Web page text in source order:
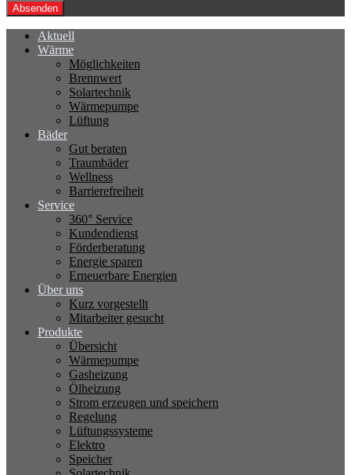
Aktuell
Wärme
Möglichkeiten
Brennwert
Solartechnik
Wärmepumpe
Lüftung
Bäder
Gut beraten
Traumbäder
Wellness
Barrierefreiheit
Service
360° Service
Kundendienst
Förderberatung
Energie sparen
Erneuerbare Energien
Über uns
Kurz vorgestellt
Mitarbeiter gesucht
Produkte
Übersicht
Wärmepumpe
Gasheizung
Ölheizung
Strom erzeugen und speichern
Regelung
Lüftungssysteme
Elektro
Speicher